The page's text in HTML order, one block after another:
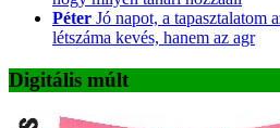
Péter Jó napot, a tapasztalatom
létszáma kevés, hanem az agr
Digitális múlt